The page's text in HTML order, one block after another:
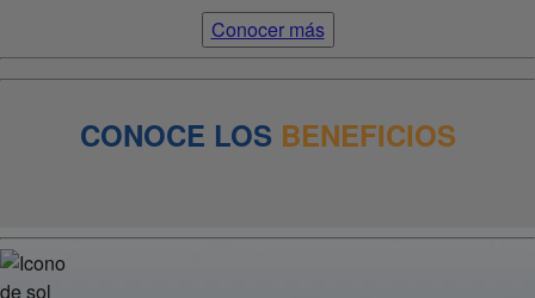
Conocer más
CONOCE LOS BENEFICIOS